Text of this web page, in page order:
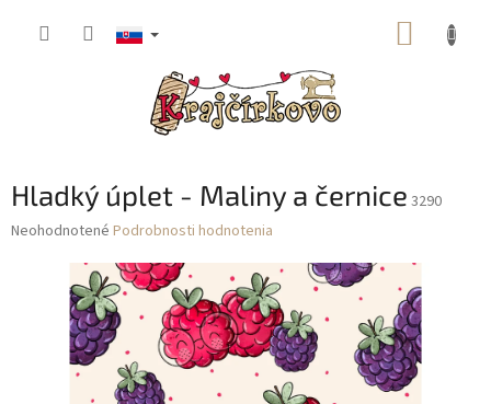
Hladký úplet - Maliny a černice 3290
Priemerné
hviezdičiek.
Neohodnotené Podrobnosti hodnotenia